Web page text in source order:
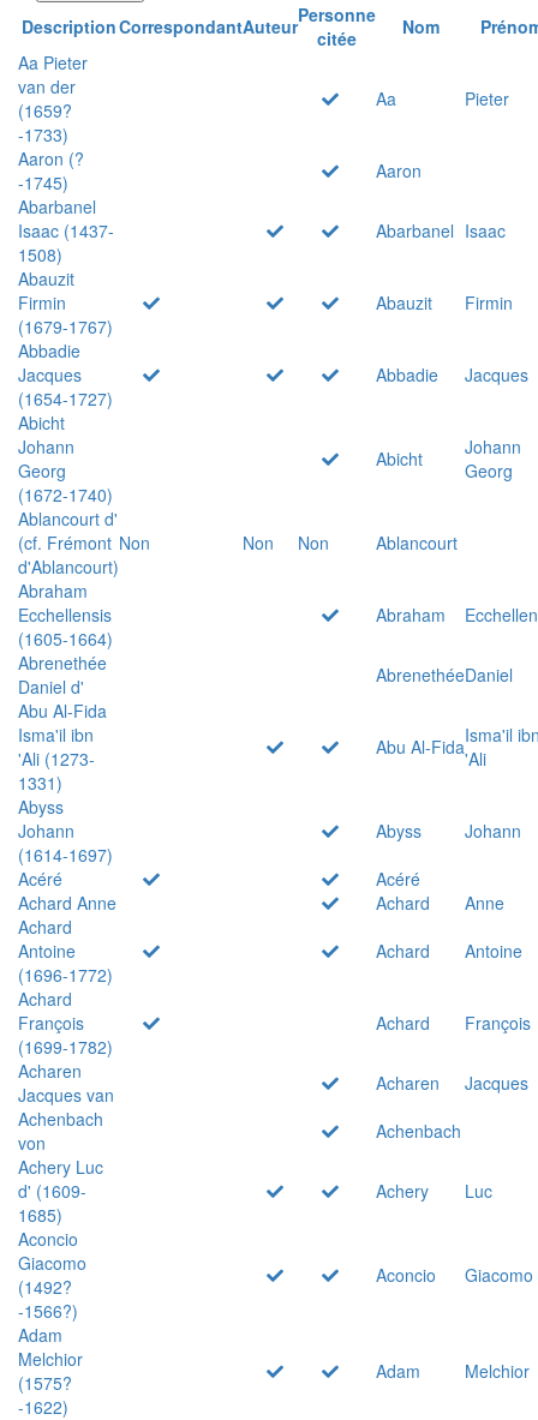
DescriptionCorrespondantAuteurPersonne
citée
Nom
Aa Pieter
van der
(1659?
-1733)
Aa Pieter
Aaron (?
-1745)
Aaron
Abarbanel
Isaac (1437-
1508)
Abarbanel Isaac
Abauzit
Firmin
(1679-1767)
Abauzit
Firmin
Abbadie
Jacques
(1654-1727)
Abbadie
Jacques
Abicht
Johann
Georg
(1672-1740)
Abicht
Johann
Georg
Ablancourt d'
(cf. Frémont
d'Ablancourt)
Non Non Non
Ablancourt
Abraham
Ecchellensis
(1605-1664)
Abraham
Abrenethée
Daniel d'
AbrenethéeDaniel
Abu Al-Fida
Isma'il ibn
'Ali (1273-
1331)
Abu Al-FidaIsma'il
'Ali
Abyss
Johann
(1614-1697)
Abyss
Johann
Acéré
Acéré
Achard Anne
Achard
Anne
Achard
Antoine
(1696-1772)
Achard
Antoine
Achard
François
(1699-1782)
Achard
François
Acharen
Jacques van
Acharen
Jacques
Achenbach
von
Achenbach
Achery Luc
d' (1609-
1685)
Achery
Luc
Aconcio
Giacomo
(1492?
-1566?)
Aconcio Giacomo
Adam
Melchior
(1575?
-1622)
Adam Melchior